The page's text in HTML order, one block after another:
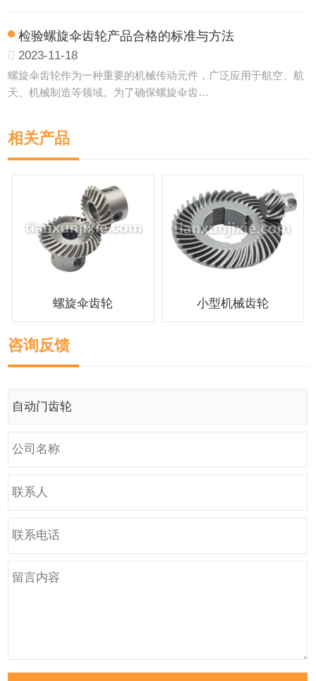
检验螺旋伞齿轮产品合格的标准与方法
2023-11-18
螺旋伞齿轮作为一种重要的机械传动元件，广泛应用于航空、航
天、机械制造等领域。为了确保螺旋伞齿…
相关产品
螺旋伞齿轮 小型机械齿轮
咨询反馈